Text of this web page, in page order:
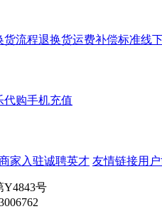
货流程退换货运费补偿标准线
代购手机充值
家入驻诚聘英才 友情链接用
Y4843号